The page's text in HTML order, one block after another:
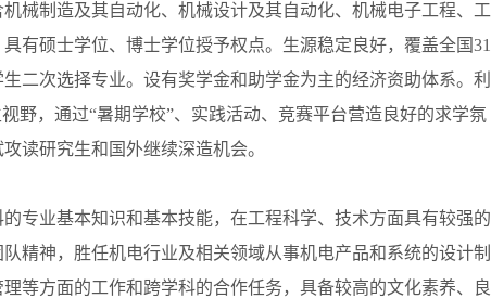
械制造及其自动化、机械设计及其自动化、机械电子工程、工
有硕士学位、博士学位授予权点。生源稳定良好，覆盖全国31
二次选择专业。设有奖学金和助学金为主的经济资助体系。利
野，通过“暑期学校”、实践活动、竞赛平台营造良好的求学氛
读研究生和国外继续深造机会。
专业基本知识和基本技能，在工程科学、技术方面具有较强的
精神，胜任机电行业及相关领域从事机电产品和系统的设计制
等方面的工作和跨学科的合作任务，具备较高的文化素养、良